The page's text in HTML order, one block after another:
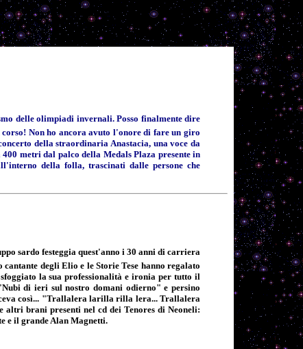
delle olimpiadi invernali. Posso finalmente dire
Non ho ancora avuto l'onore di fare un giro
della straordinaria Anastacia, una voce da
metri dal palco della Medals Plaza presente in
della folla, trascinati dalle persone che
sardo festeggia quest'anno i 30 anni di carriera
degli Elio e le Storie Tese hanno regalato
la sua professionalità e ironia per tutto il
di ieri sul nostro domani odierno" e persino
così... "Trallalera larilla rilla lera... Trallalera
brani presenti nel cd dei Tenores di Neoneli:
e il grande Alan Magnetti.